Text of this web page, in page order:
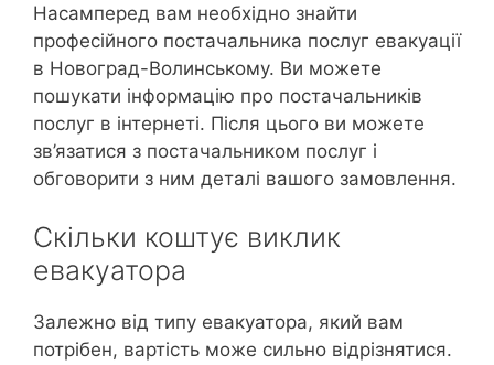
Насамперед вам необхідно знайти
професійного постачальника послуг евакуації
в Новоград-Волинському. Ви можете
пошукати інформацію про постачальників
послуг в інтернеті. Після цього ви можете
зв’язатися з постачальником послуг і
обговорити з ним деталі вашого замовлення.
Скільки коштує виклик
евакуатора
Залежно від типу евакуатора, який вам
потрібен, вартість може сильно відрізнятися.